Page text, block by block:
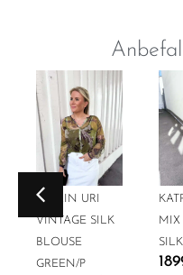
KATRIN URI
VINTAGE SILK
BLOUSE
GREEN/P
MIX